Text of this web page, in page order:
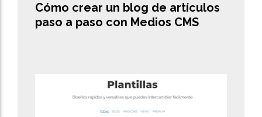
Cómo crear un blog de artículos
paso a paso con Medios CMS